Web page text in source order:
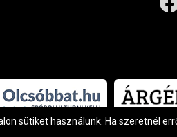
sütiket használunk. Ha szeretnél